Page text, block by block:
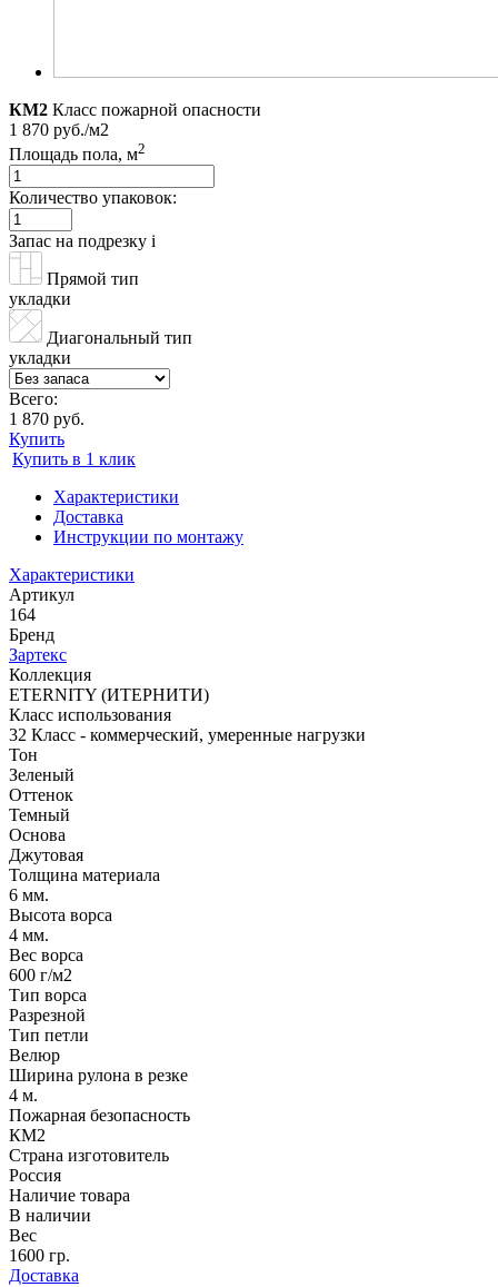
КМ2 Класс пожарной опасности
1 870 руб./м2
Площадь пола, м2
Количество упаковок:
Запас на подрезку i
Прямой тип
укладки
Диагональный тип
укладки
Всего:
1 870 руб.
Купить
Купить в 1 клик
Характеристики
Доставка
Инструкции по монтажу
Характеристики
Артикул
164
Бренд
Зартекс
Коллекция
ETERNITY (ИТЕРНИТИ)
Класс использования
32 Класс - коммерческий, умеренные нагрузки
Тон
Зеленый
Оттенок
Темный
Основа
Джутовая
Толщина материала
6 мм.
Высота ворса
4 мм.
Вес ворса
600 г/м2
Тип ворса
Разрезной
Тип петли
Велюр
Ширина рулона в резке
4 м.
Пожарная безопасность
КМ2
Страна изготовитель
Россия
Наличие товара
В наличии
Вес
1600 гр.
Доставка